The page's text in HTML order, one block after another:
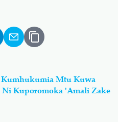
Hadiyth
Manhaj
Mtu Kuwa
Kuporomoka 'Amali Zake